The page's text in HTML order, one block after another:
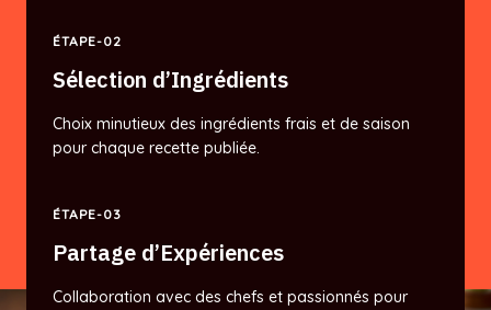
ÉTAPE-02
Sélection d’Ingrédients
Choix minutieux des ingrédients frais et de saison
pour chaque recette publiée.
ÉTAPE-03
Partage d’Expériences
Collaboration avec des chefs et passionnés pour